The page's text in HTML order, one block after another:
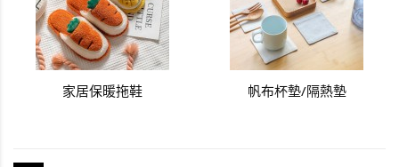
家居保暖拖鞋 帆布杯墊/隔熱墊